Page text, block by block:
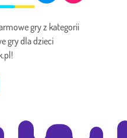
gry z kategorii
gry dla dzieci